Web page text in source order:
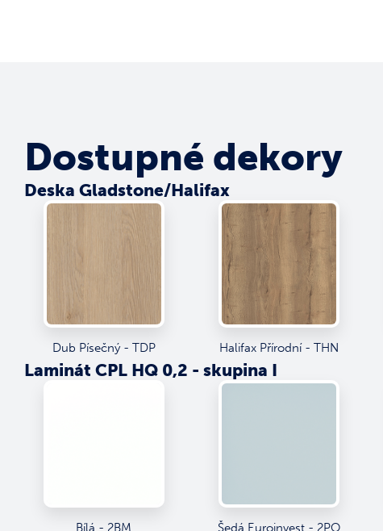
Dostupné dekory
Deska Gladstone/Halifax
Dub Písečný - TDP Halifax Přírodní - THN
Laminát CPL HQ 0,2 - skupina I
Bílá - 2BM Šedá Euroinvest - 2PO